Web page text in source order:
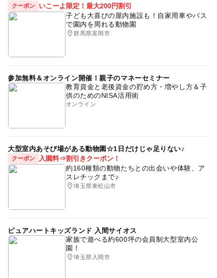
クーポン
いこーよ限定！最大200円割引
子ども大喜びの屋内施設も！自家用車やバス
で園内を周れる動物園
群馬県富岡市
参加無料＆オンライン開催！親子のマネーセミナー
教育資金と老後資金の貯め方・増やし方＆子
供のためのNISA活用術
オンライン
大型室内あそび場がある動物園☆1日だけじゃ足りない♪
クーポン
入園料⇒割引きクーポン！
約160種類の動物たちとの出会いや体験、ア
スレチックまで♪
埼玉県東松山市
ピュアハートキッズランド 入間サイオス
家族で遊べる約600坪の会員制大型室内公
園！
埼玉県入間市